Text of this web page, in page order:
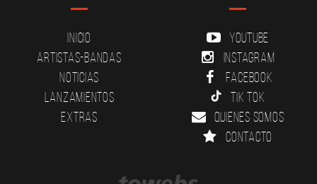
Inicio
Artistas-Bandas
Noticias
Lanzamientos
Extras
YouTube
Instagram
Facebook
Tik Tok
Quienes somos
Contacto